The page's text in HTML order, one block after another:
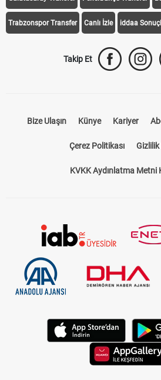
Trabzonspor Transfer Canlı İzle iddaa
Takip Et
Bize Ulaşın Künye Kariyer
Çerez Politikası Gizlilik
KVKK Aydınlatma Metni